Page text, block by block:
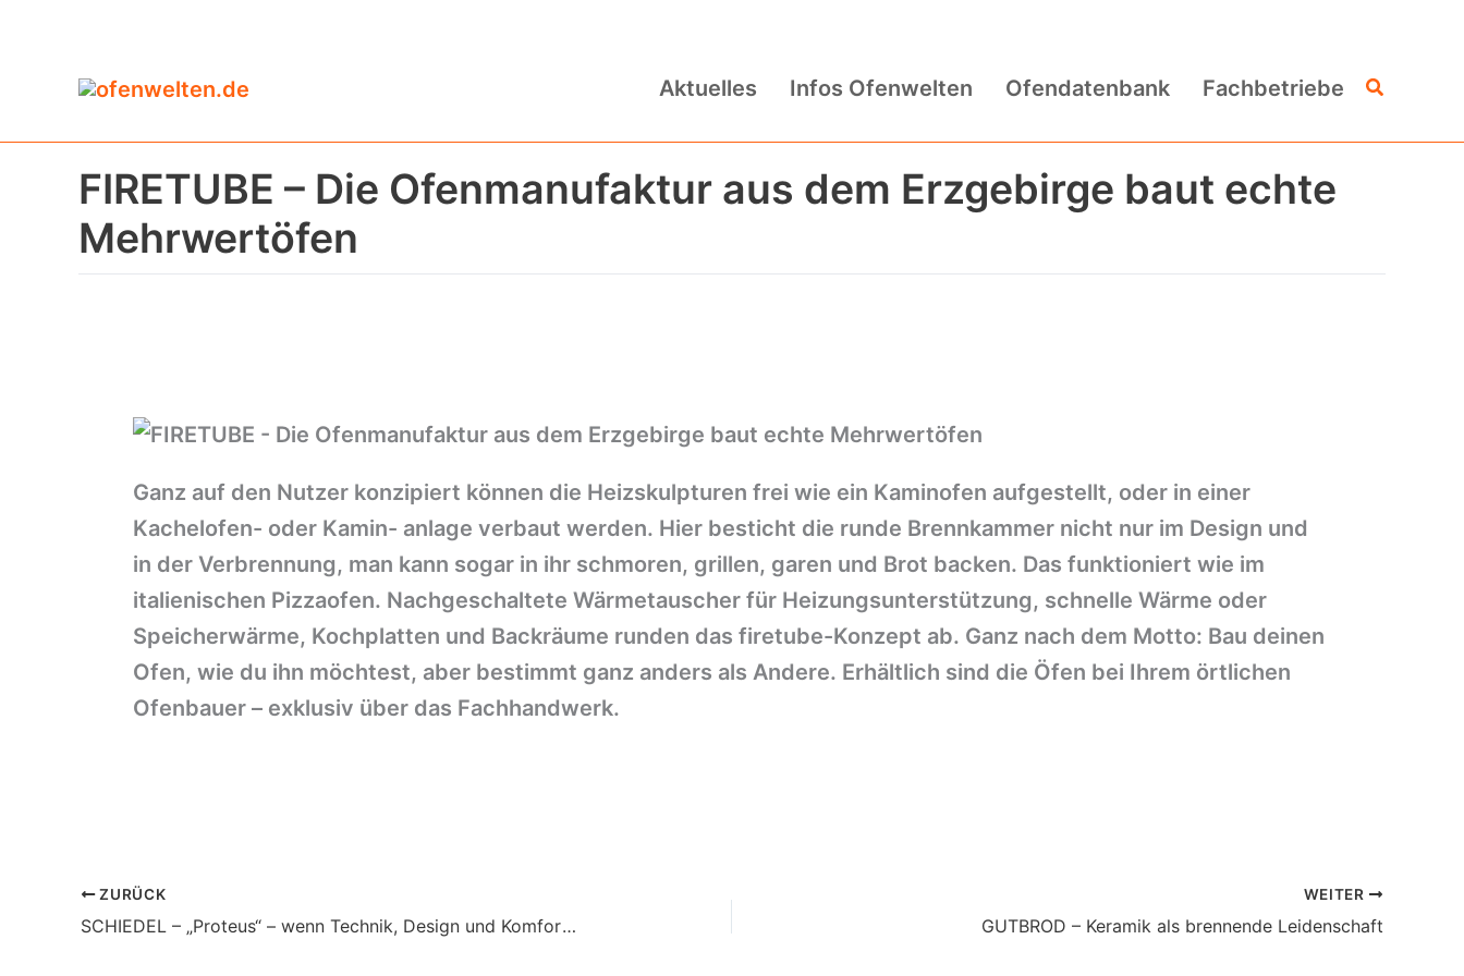
springen
Aktuelles Infos Ofenwelten Ofendatenbank Fachbetriebe Suchen
FIRETUBE – Die Ofenmanufaktur aus dem Erzgebirge baut echte
Mehrwertöfen
Ganz auf den Nutzer konzipiert können die Heizskulpturen frei wie ein Kaminofen aufgestellt, oder in einer
Kachelofen- oder Kamin- anlage verbaut werden. Hier besticht die runde Brennkammer nicht nur im Design und
in der Verbrennung, man kann sogar in ihr schmoren, grillen, garen und Brot backen. Das funktioniert wie im
italienischen Pizzaofen. Nachgeschaltete Wärmetauscher für Heizungsunterstützung, schnelle Wärme oder
Speicherwärme, Kochplatten und Backräume runden das firetube-Konzept ab. Ganz nach dem Motto: Bau deinen
Ofen, wie du ihn möchtest, aber bestimmt ganz anders als Andere. Erhältlich sind die Öfen bei Ihrem örtlichen
Ofenbauer – exklusiv über das Fachhandwerk.
ZURÜCK
SCHIEDEL – „Proteus“ – wenn Technik, Design und Komfort ein Feuer entfachen
WEITER
GUTBROD – Keramik als brennende Leidenschaft